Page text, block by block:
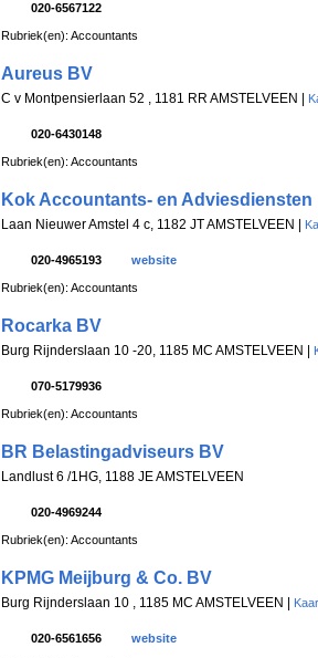
020-6567122
Rubriek(en): Accountants
Aureus BV
C v Montpensierlaan 52 , 1181 RR AMSTELVEEN |
020-6430148
Rubriek(en): Accountants
Kok Accountants- en Adviesdiensten
Laan Nieuwer Amstel 4 c, 1182 JT AMSTELVEEN |
020-4965193 website
Rubriek(en): Accountants
Rocarka BV
Burg Rijnderslaan 10 -20, 1185 MC AMSTELVEEN |
070-5179936
Rubriek(en): Accountants
BR Belastingadviseurs BV
Landlust 6 /1HG, 1188 JE AMSTELVEEN
020-4969244
Rubriek(en): Accountants
KPMG Meijburg & Co. BV
Burg Rijnderslaan 10 , 1185 MC AMSTELVEEN |
020-6561656 website